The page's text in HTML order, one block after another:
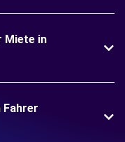
Miete in
Fahrer